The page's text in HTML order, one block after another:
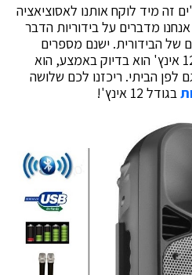
זה מיד לוקח אותנו לאסוציאציה
מדברים על בידוריות הדבר
של הבידורית. ישנם מספרים
שונים בקשר לאלמנט הוופר, 12 אינץ' הוא בדיוק באמצע, הוא
לפן הביתי. ריכזנו לכם שלושה
בגודל 12 אינץ'!